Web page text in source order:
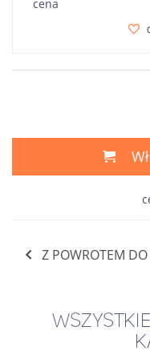
cena
Z POWROTEM